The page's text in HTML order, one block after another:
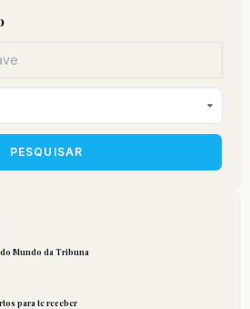
PESQUISAR
Mundo da Tribuna
para te receber